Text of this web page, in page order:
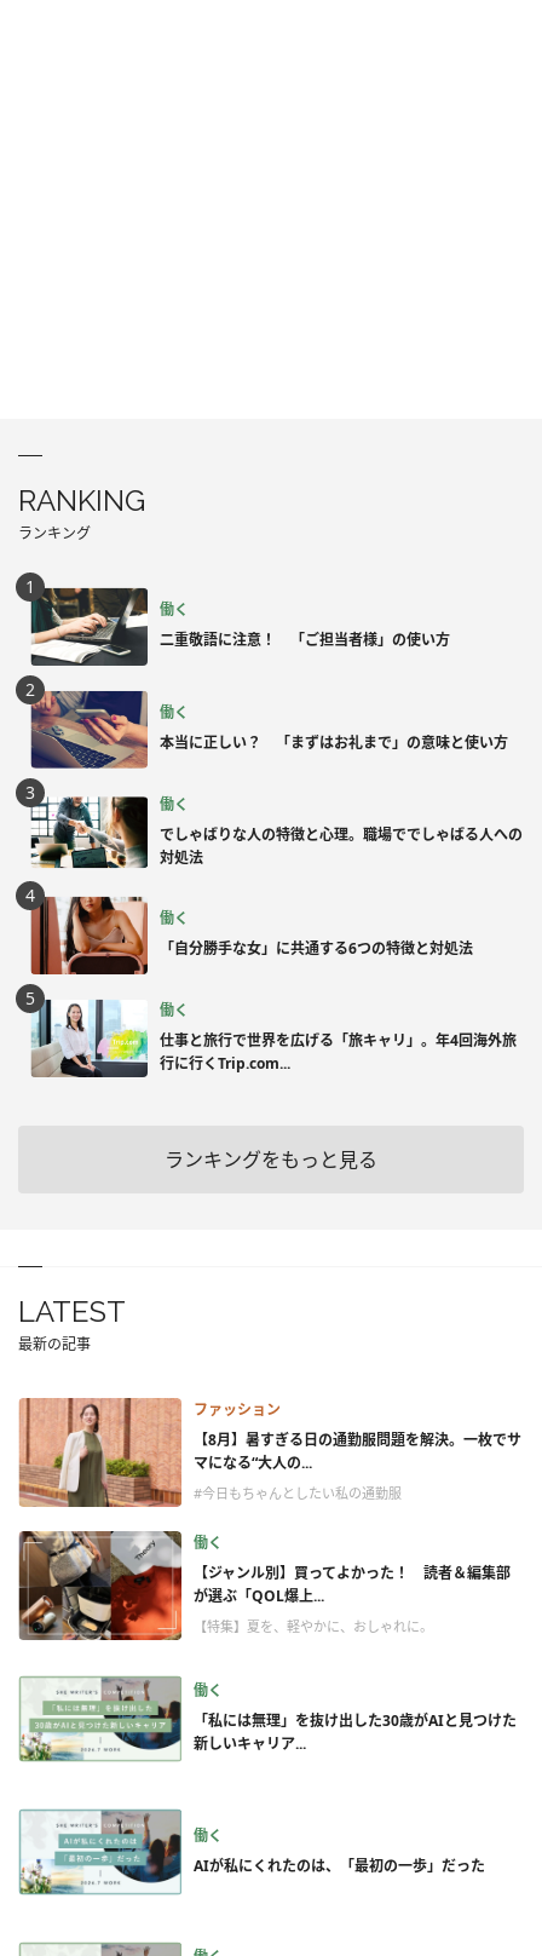
RANKING
ランキング
働く
二重敬語に注意！ 「ご担当者様」の使い方
働く
本当に正しい？ 「まずはお礼まで」の意味と使い方
働く
でしゃばりな人の特徴と心理。職場ででしゃばる人への
対処法
働く
「自分勝手な女」に共通する6つの特徴と対処法
働く
仕事と旅行で世界を広げる「旅キャリ」。年4回海外旅
行に行くTrip.com...
ランキングをもっと見る
LATEST
最新の記事
ファッション
【8月】暑すぎる日の通勤服問題を解決。一枚でサ
マになる“大人の...
#今日もちゃんとしたい私の通勤服
働く
【ジャンル別】買ってよかった！ 読者＆編集部
が選ぶ「QOL爆上...
【特集】夏を、軽やかに、おしゃれに。
働く
「私には無理」を抜け出した30歳がAIと見つけた
新しいキャリア...
働く
AIが私にくれたのは、「最初の一歩」だった